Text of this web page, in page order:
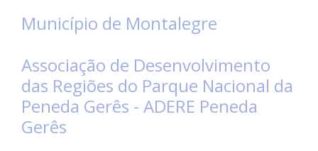
Município de Montalegre
Associação de Desenvolvimento
das Regiões do Parque Nacional da
Peneda Gerês - ADERE Peneda
Gerês